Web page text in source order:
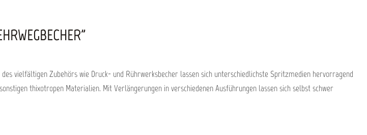
vielfältigen Zubehörs wie Druck- und Rührwerksbecher lassen sich unterschiedlichste Spritzmedien hervorragend
thixotropen Materialien. Mit Verlängerungen in verschiedenen Ausführungen lassen sich selbst schwer